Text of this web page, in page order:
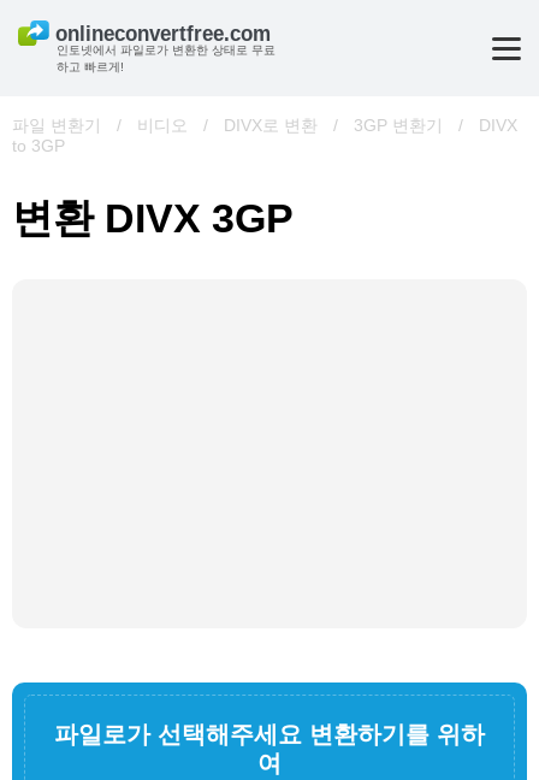
인토넷에서 파일로가 변환한 상태로 무료
하고 빠르게!
파일 변환기 / 비디오 / DIVX로 변환 / 3GP 변환기 /
DIVX
to 3GP
변환 DIVX 3GP
파일로가 선택해주세요 변환하기를 위하
여